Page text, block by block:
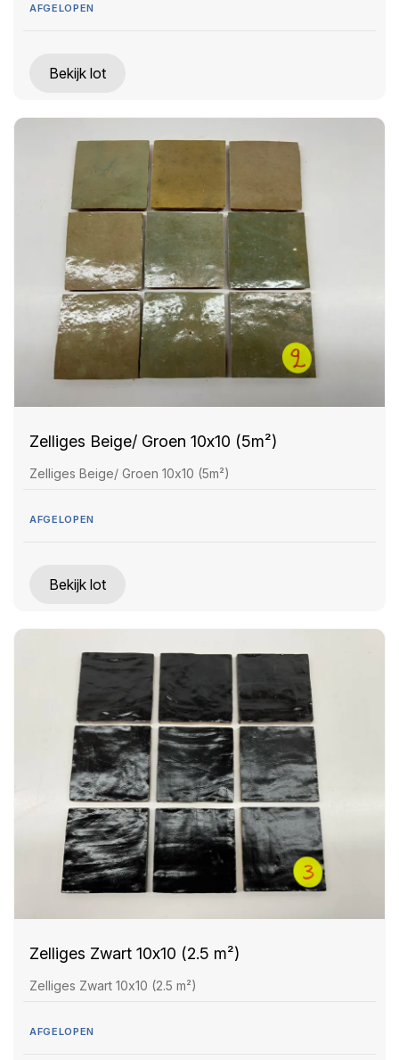
AFGELOPEN
Bekijk lot
Zelliges Beige/ Groen 10x10 (5m²)
Zelliges Beige/ Groen 10x10 (5m²)
AFGELOPEN
Bekijk lot
Zelliges Zwart 10x10 (2.5 m²)
Zelliges Zwart 10x10 (2.5 m²)
AFGELOPEN